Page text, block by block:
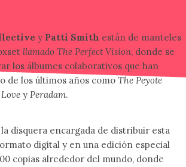
y Patti Smith están de manteles
llamado The Perfect Vision, donde se
los álbumes colaborativos que han
de los últimos años comoThe Peyote
yPeradam.
la disquera encargada de distribuir esta
digital y en una edición especial
copias alrededor del mundo, donde